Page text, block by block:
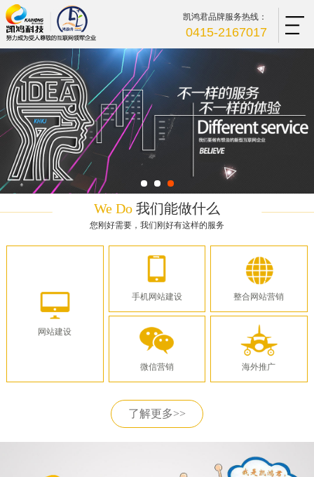
凯鸿君品牌服务热线：
0415-2167017
We Do 我们能做什么
您刚好需要，我们刚好有这样的服务
网站建设
手机网站建设
微信营销
整合网站营销
海外推广
了解更多>>